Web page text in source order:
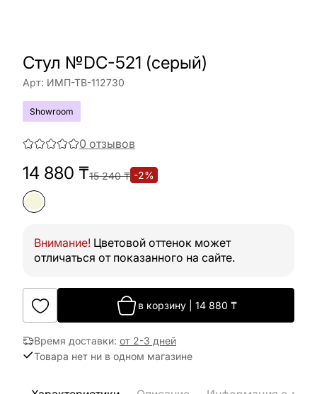
Стул №DC-521 (серый)
Арт: ИМП-ТВ-112730
Showroom
0 отзывов
14 880 ₸15 240₸ -2%
Внимание! Цветовой оттенок может
отличаться от показанного на сайте.
в корзину| 14 880 ₸
Время доставки: от 2-3 дней
Товара нет ни в одном магазине